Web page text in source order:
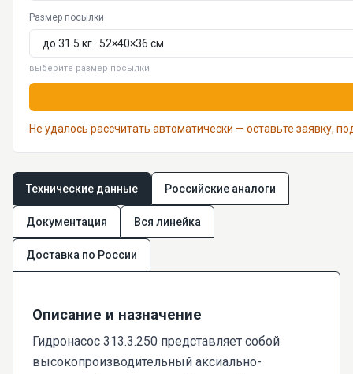
Размер посылки
выберите размер посылки
Не удалось рассчитать автоматически — оставьте заявку,
Технические данные Российские аналоги
Документация Вся линейка
Доставка по России
Описание и назначение
Гидронасос 313.3.250 представляет собой
высокопроизводительный аксиально-